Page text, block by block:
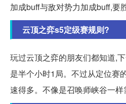
加成buff与敌对势力加成buff,要
云顶之弈s5定级赛规则?
玩过云顶之弈的朋友们都知道,
是半个小时1局。不过从定位赛
速得多。不像是召唤师峡谷一样